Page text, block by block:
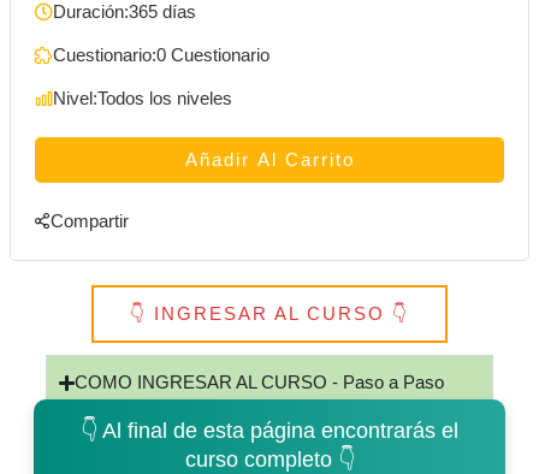
👇 INGRESAR AL CURSO 👇
COMO INGRESAR AL CURSO - Paso a Paso
👇 Al final de esta página encontrarás el
curso completo 👇
Duración:365 días
Cuestionario:0 Cuestionario
Nivel:Todos los niveles
Añadir Al Carrito
Compartir